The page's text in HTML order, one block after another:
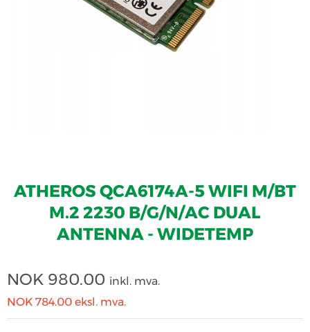
ATHEROS QCA6174A-5 WIFI M/BT
M.2 2230 B/G/N/AC DUAL
ANTENNA - WIDETEMP
NOK 980.00 inkl. mva.
NOK 784.00 eksl. mva.